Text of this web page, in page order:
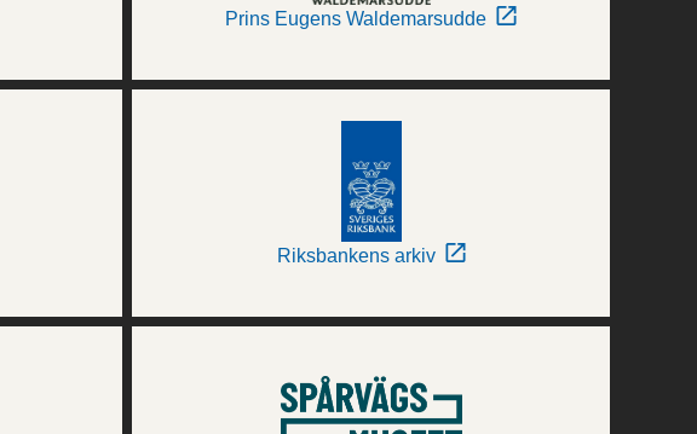
Prins Eugens Waldemarsudde
Riksbankens arkiv